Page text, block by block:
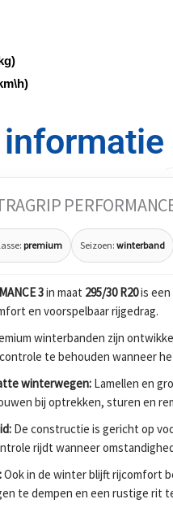
premium Seizoen: winterband
3in maat 295/30 R20is een
en voorspelbaar rijgedrag.
winterbanden zijn
te behouden wanneer
winterwegen: Lamellen en
bij optrekken, sturen en
De constructie is gericht op
rijdt wanneer
Ook in de winter blijft rijcomfort
te dempen en een rustige rit